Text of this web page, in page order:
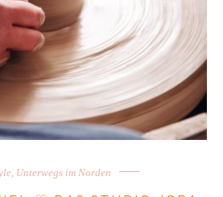
, Unterwegs im Norden